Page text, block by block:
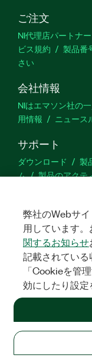
ご注文
NI代理店パートナー
ビス規約
製品番
さい
会社情報
NIはエマソン社の
用情報
ニュース
サポート
ダウンロード 製
ム
製品のアクテ
法令関連情報|
NATIONAL
弊社のWebサ
用しています
関するお知らせ
記載されてい
「Cookieを管
効にしたり設定